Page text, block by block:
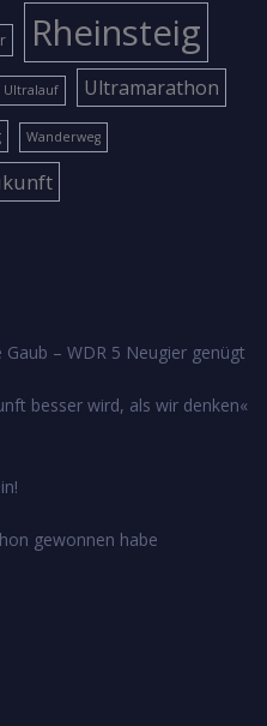
Rheinsteig
Ultralauf Ultramarathon
Wanderweg
– WDR 5 Neugier genügt
besser wird, als wir denken«
gewonnen habe